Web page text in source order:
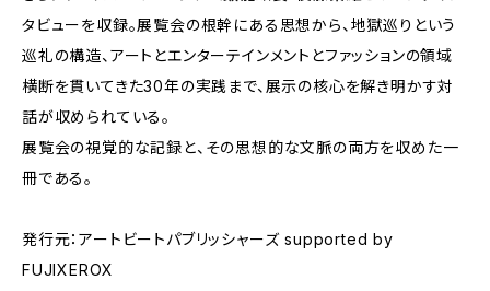
タビューを収録。展覧会の根幹にある思想から、地獄巡りという
巡礼の構造、アートとエンターテインメントとファッションの領域
横断を貫いてきた30年の実践まで、展示の核心を解き明かす対
話が収められている。
展覧会の視覚的な記録と、その思想的な文脈の両方を収めた一
冊である。
発行元：アートビートパブリッシャーズ supported by
FUJIXEROX